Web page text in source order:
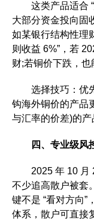
这类产品适合 “
大部分资金投向固
如某银行结构性理
则收益 6%”，若
财;若铜价下跌，也
选择技巧：优先
钩海外铜价的产品
与汇率的价差)的产
四、专业级风
2025 年 10 月
不少追高散户被套
键不是 “看对方向”
体系，散户可直接